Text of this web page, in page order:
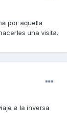
por aquella
una visita.
a la inversa